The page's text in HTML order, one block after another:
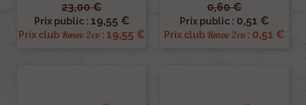
23,00 €
Prix public : 19,55 €
Prix club Renov 2cv: 19,55 €
0,60 €
Prix public : 0,51 €
Prix club Renov 2cv : 0,51 €